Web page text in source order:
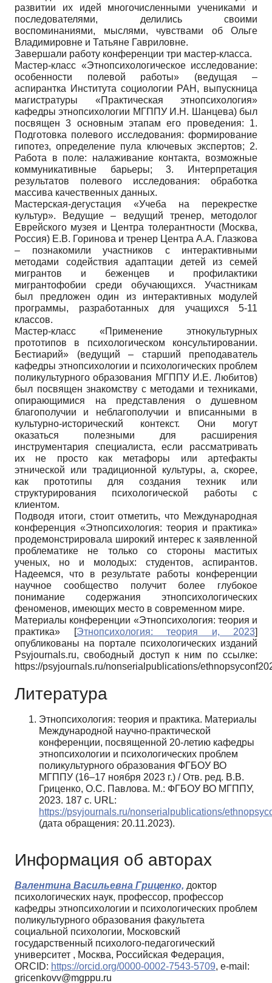
развитии их идей многочисленными учениками и
последователями, делились своими
воспоминаниями, мыслями, чувствами об Ольге
Владимировне и Татьяне Гавриловне.
Завершали работу конференции три мастер-класса.
Мастер-класс «Этнопсихологическое исследование:
особенности полевой работы» (ведущая –
аспирантка Института социологии РАН, выпускница
магистратуры «Практическая этнопсихология»
кафедры этнопсихологии МГППУ И.Н. Шанцева) был
посвящен 3 основным этапам его проведения: 1.
Подготовка полевого исследования: формирование
гипотез, определение пула ключевых экспертов; 2.
Работа в поле: налаживание контакта, возможные
коммуникативные барьеры; 3. Интерпретация
результатов полевого исследования: обработка
массива качественных данных.
Мастерская-дегустация «Учеба на перекрестке
культур». Ведущие – ведущий тренер, методолог
Еврейского музея и Центра толерантности (Москва,
Россия) Е.В. Горинова и тренер Центра А.А. Глазкова
– познакомили участников с интерактивными
методами содействия адаптации детей из семей
мигрантов и беженцев и профилактики
мигрантофобии среди обучающихся. Участникам
был предложен один из интерактивных модулей
программы, разработанных для учащихся 5-11
классов.
Мастер-класс «Применение этнокультурных
прототипов в психологическом консультировании.
Бестиарий» (ведущий – старший преподаватель
кафедры этнопсихологии и психологических проблем
поликультурного образования МГППУ И.Е. Любитов)
был посвящен знакомству с методами и техниками,
опирающимися на представления о душевном
благополучии и неблагополучии и вписанными в
культурно-исторический контекст. Они могут
оказаться полезными для расширения
инструментария специалиста, если рассматривать
их не просто как метафоры или артефакты
этнической или традиционной культуры, а, скорее,
как прототипы для создания техник или
структурирования психологической работы с
клиентом.
Подводя итоги, стоит отметить, что Международная
конференция «Этнопсихология: теория и практика»
продемонстрировала широкий интерес к заявленной
проблематике не только со стороны маститых
ученых, но и молодых: студентов, аспирантов.
Надеемся, что в результате работы конференции
научное сообщество получит более глубокое
понимание содержания этнопсихологических
феноменов, имеющих место в современном мире.
Материалы конференции «Этнопсихология: теория и
практика»
[Этнопсихология: теория и, 2023]
опубликованы на портале психологических изданий
Psyjournals.ru, свободный доступ к ним по ссылке:
https://psyjournals.ru/nonserialpublications/
Литература
Этнопсихология: теория и практика. Материалы
Международной научно-практической
конференции, посвященной 20-летию кафедры
этнопсихологии и психологических проблем
поликультурного образования ФГБОУ ВО
МГППУ (16–17 ноября 2023 г.) / Отв. ред. В.В.
Гриценко, О.С. Павлова. М.: ФГБОУ ВО МГППУ,
2023. 187 с. URL:
https://psyjournals.ru/nonserialpublications/
(дата обращения: 20.11.2023).
Информация об авторах
Валентина Васильевна Гриценко, доктор
психологических наук, профессор, профессор
кафедры этнопсихологии и психологических проблем
поликультурного образования факультета
социальной психологии, Московский
государственный психолого-педагогический
университет , Москва, Российская Федерация,
ORCID: https://orcid.org/0000-0002-7543-5709, e-mail:
gricenkovv@mgppu.ru